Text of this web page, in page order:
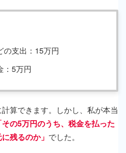
の支出：15万円
：5万円
算できます。しかし、私が本当
その5万円のうち、税金を払った
残るのか」 でした。